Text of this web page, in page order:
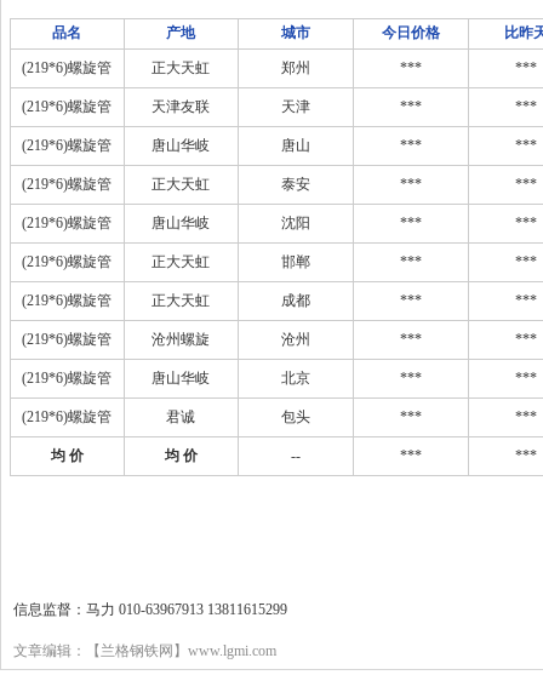
品名 产地 城市 今日价格 比昨
(219*6)螺旋管 正大天虹 郑州 *** ***
(219*6)螺旋管 天津友联 天津 *** ***
(219*6)螺旋管 唐山华岐 唐山 *** ***
(219*6)螺旋管 正大天虹 泰安 *** ***
(219*6)螺旋管 唐山华岐 沈阳 *** ***
(219*6)螺旋管 正大天虹 邯郸 *** ***
(219*6)螺旋管 正大天虹 成都 *** ***
(219*6)螺旋管 沧州螺旋 沧州 *** ***
(219*6)螺旋管 唐山华岐 北京 *** ***
(219*6)螺旋管 君诚 包头 *** ***
均 价 均 价 -- *** ***
信息监督：马力 010-63967913 13811615299
文章编辑：【兰格钢铁网】www.lgmi.com